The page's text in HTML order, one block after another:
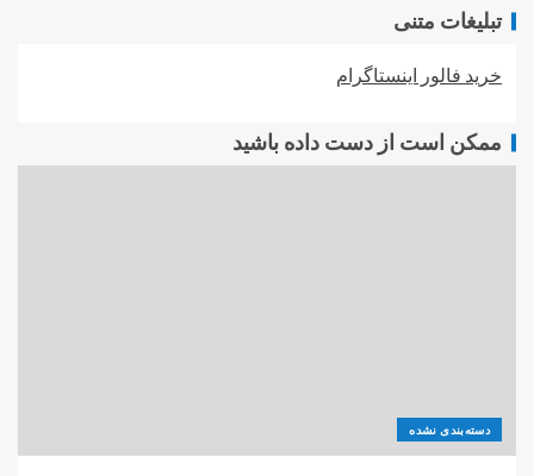
تبلیغات متنی
خرید فالور اینستاگرام
ممکن است از دست داده باشید
دسته‌بندی نشده